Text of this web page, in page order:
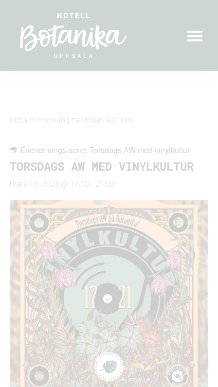
Detta evenemang har redan ägt rum.
Evenemangs-serie: Torsdags AW med vinylkultur
TORSDAGS AW MED VINYLKULTUR
mars 14, 2024 @ 17:00 - 21:00